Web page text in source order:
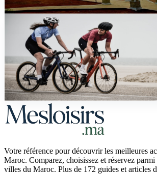
Decouvrir le Maroc a Velo : Circuits
Cyclotourisme
Guide complet du velo au Maroc : VTT dans
route des Kasbahs, gravel Dakhla, city tours.
budgets des 100 DH/jour.
Votre référence pour découvrir les meilleures
Maroc. Comparez, choisissez et réservez
villes du Maroc. Plus de 172 guides et articles